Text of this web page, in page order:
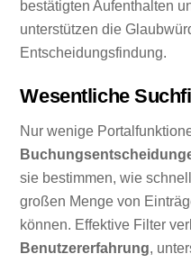
bestätigten Aufenthalten
unterstützen die
Entscheidungsfindung.
Wesentliche
Nur wenige
sie bestimmen, wie
großen Menge von
können. Effektive Filter
Benutzererfahrung,